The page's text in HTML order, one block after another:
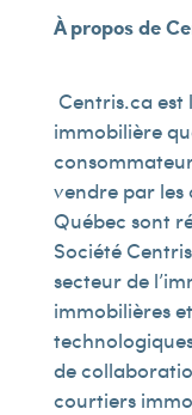
À propos de
Centris.ca est
immobilière
vendre par
Québec sont
Société
secteur de
immobilières
de
courtiers